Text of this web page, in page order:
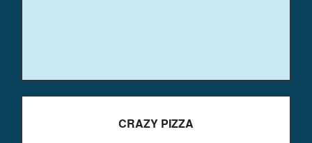
CRAZY PIZZA